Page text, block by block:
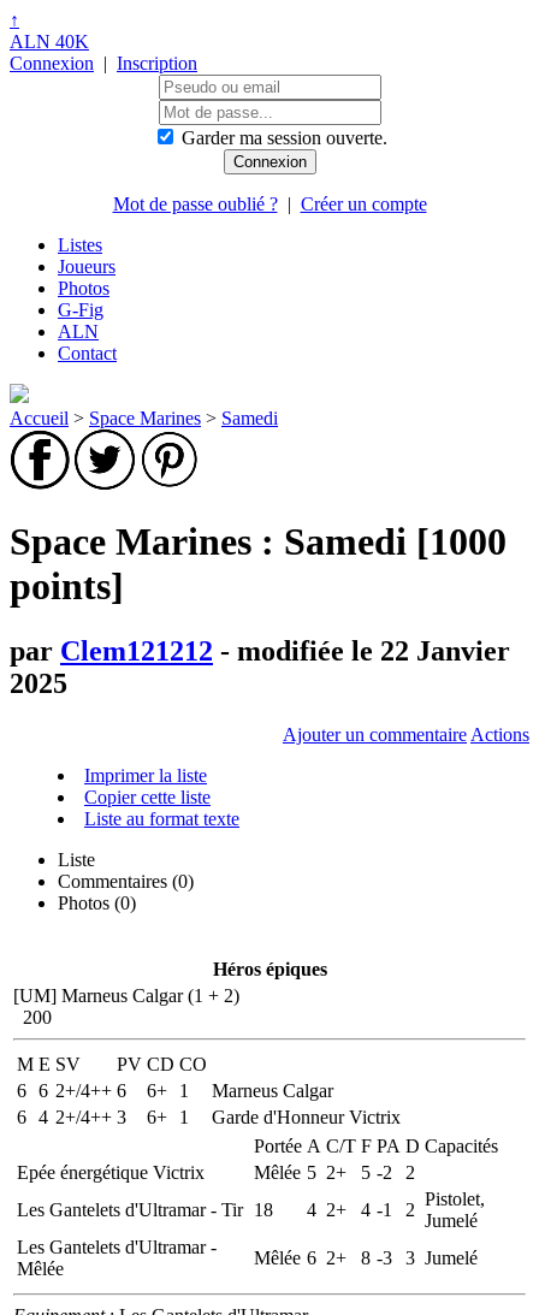
↑
ALN 40K
Connexion | Inscription
Garder ma session ouverte.
Mot de passe oublié ?| Créer un compte
Listes
Joueurs
Photos
G-Fig
ALN
Contact
Accueil > Space Marines > Samedi
Space Marines : Samedi [1000
points]
par Clem121212 - modifiée le 22 Janvier
2025
Ajouter un commentaire Actions
Imprimer la liste
Copier cette liste
Liste au format texte
Liste
Commentaires (0)
Photos (0)
Héros épiques
[UM] Marneus Calgar (1 + 2)
200
M E SV PV CD CO
6 6 2+/4++ 6 6+ 1
Marneus Calgar
6 4 2+/4++ 3 6+ 1
Garde d'Honneur Victrix
Portée A C/T F PA D Capacités
Epée énergétique Victrix
Mêlée 5 2+ 5 -2
2
Les Gantelets d'Ultramar - Tir 18 4 2+ 4 -1 2
Pistolet,
Jumelé
Les Gantelets d'Ultramar -
Mêlée
Mêlée 6 2+ 8 -3 3 Jumelé